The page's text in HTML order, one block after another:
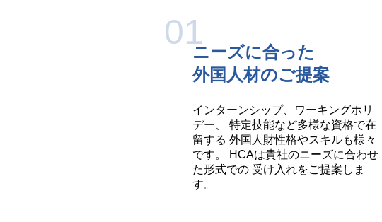
01
ニーズに合った
外国人材のご提案
インターンシップ、ワーキングホリ
デー、 特定技能など多様な資格で在
留する 外国人財性格やスキルも様々
です。 HCAは貴社のニーズに合わせ
た形式での 受け入れをご提案しま
す。